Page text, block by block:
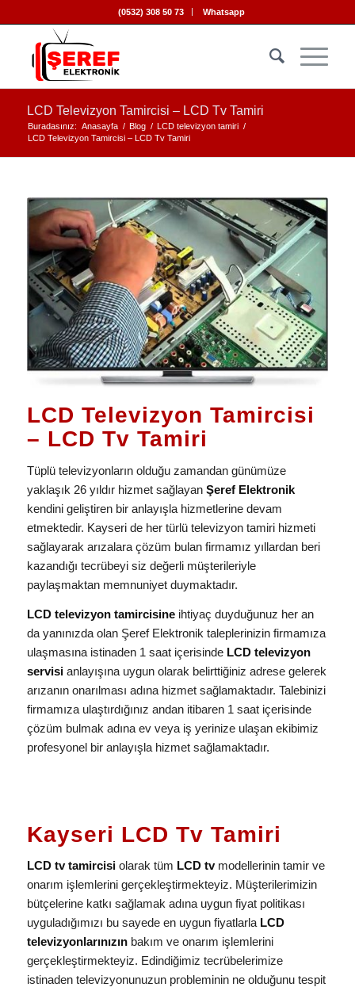
(0532) 308 50 73 Whatsapp
LCD Televizyon Tamircisi – LCD Tv Tamiri
Buradasınız: Anasayfa / Blog / LCD televizyon tamiri /
LCD Televizyon Tamircisi – LCD Tv Tamiri
LCD Televizyon Tamircisi
– LCD Tv Tamiri
Tüplü televizyonların olduğu zamandan günümüze
yaklaşık 26 yıldır hizmet sağlayan Şeref Elektronik
kendini geliştiren bir anlayışla hizmetlerine devam
etmektedir. Kayseri de her türlü televizyon tamiri hizmeti
sağlayarak arızalara çözüm bulan firmamız yıllardan beri
kazandığı tecrübeyi siz değerli müşterileriyle
paylaşmaktan memnuniyet duymaktadır.
LCD televizyon tamircisineihtiyaç duyduğunuz her an
da yanınızda olan Şeref Elektronik taleplerinizin firmamıza
ulaşmasına istinaden 1 saat içerisinde LCD televizyon
servisianlayışına uygun olarak belirttiğiniz adrese gelerek
arızanın onarılması adına hizmet sağlamaktadır. Talebinizi
firmamıza ulaştırdığınız andan itibaren 1 saat içerisinde
çözüm bulmak adına ev veya iş yerinize ulaşan ekibimiz
profesyonel bir anlayışla hizmet sağlamaktadır.
Kayseri LCD Tv Tamiri
LCD tv tamircisiolarak tüm LCD tvmodellerinin tamir ve
onarım işlemlerini gerçekleştirmekteyiz. Müşterilerimizin
bütçelerine katkı sağlamak adına uygun fiyat politikası
uyguladığımızı bu sayede en uygun fiyatlarla LCD
televizyonlarınızınbakım ve onarım işlemlerini
gerçekleştirmekteyiz. Edindiğimiz tecrübelerimize
istinaden televizyonunuzun probleminin ne olduğunu tespit